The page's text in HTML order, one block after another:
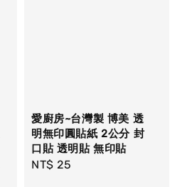
愛廚房~台灣製 博美 透
明無印圓貼紙 2公分 封
口貼 透明貼 無印貼
Regular
NT$ 25